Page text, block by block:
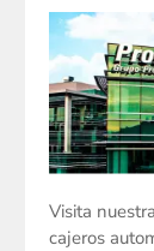
Visita
cajeros